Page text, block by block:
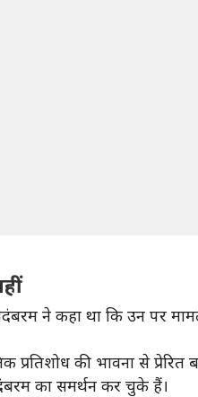
ने कहा था कि उन
की भावना से प्रेरित
का समर्थन कर चुके हैं।